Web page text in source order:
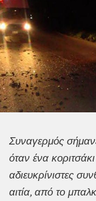
Συναγερμός
όταν ένα
αδιευκρίνιστες
αιτία, από το